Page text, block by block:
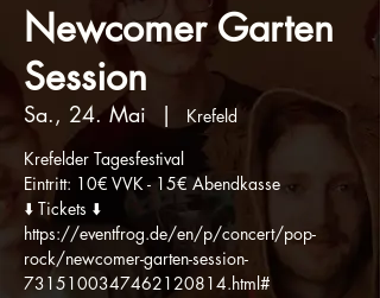
Newcomer Garten
Session
Sa., 24. Mai
  |
Krefeld
Krefelder Tagesfestival
Eintritt: 10€ VVK - 15€ Abendkasse
⬇️ Tickets ⬇️
https://eventfrog.de/en/p/concert/pop-
rock/newcomer-garten-session-
7315100347462120814.html#